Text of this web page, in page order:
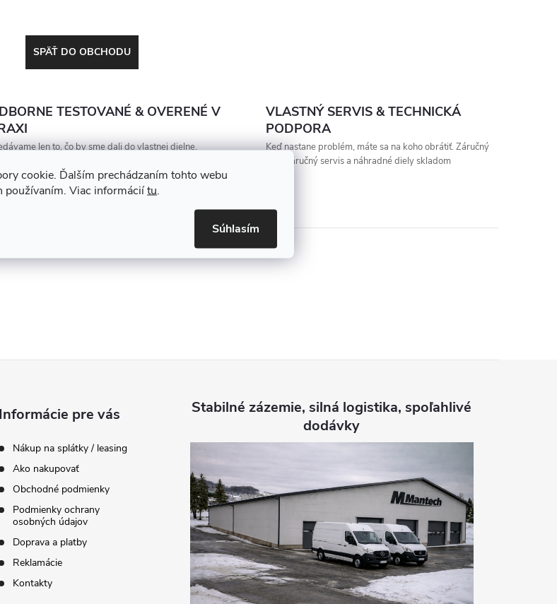
cookie. Ďalším prechádzaním tohto webu
používaním. Viac informáciítu.
Súhlasím
SPÄŤ DO OBCHODU
TESTOVANÉ & OVERENÉ V
len to, čo by sme dali do vlastnej dielne.
zarábal a nesklamal
VLASTNÝ SERVIS & TECHNICKÁ
PODPORA
Keď nastane problém, máte sa na koho obrátiť. Záručný
aj pozáručný servis a náhradné diely skladom
Informácie pre vás
Nákup na splátky / leasing
Ako nakupovať
Obchodné podmienky
Podmienky ochrany
osobných údajov
Doprava a platby
Reklamácie
Kontakty
Stabilné zázemie, silná logistika, spoľahlivé
dodávky